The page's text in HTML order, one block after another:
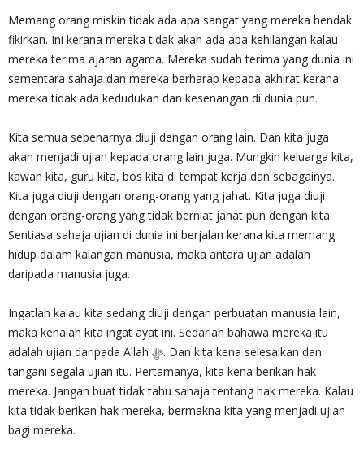
Memang orang miskin tidak ada apa sangat yang mereka hendak
fikirkan. Ini kerana mereka tidak akan ada apa kehilangan kalau
mereka terima ajaran agama. Mereka sudah terima yang dunia ini
sementara sahaja dan mereka berharap kepada akhirat kerana
mereka tidak ada kedudukan dan kesenangan di dunia pun.
Kita semua sebenarnya diuji dengan orang lain. Dan kita juga
akan menjadi ujian kepada orang lain juga. Mungkin keluarga kita,
kawan kita, guru kita, bos kita di tempat kerja dan sebagainya.
Kita juga diuji dengan orang-orang yang jahat. Kita juga diuji
dengan orang-orang yang tidak berniat jahat pun dengan kita.
Sentiasa sahaja ujian di dunia ini berjalan kerana kita memang
hidup dalam kalangan manusia, maka antara ujian adalah
daripada manusia juga.
Ingatlah kalau kita sedang diuji dengan perbuatan manusia lain,
maka kenalah kita ingat ayat ini. Sedarlah bahawa mereka itu
adalah ujian daripada Allah ‎ﷻ. Dan kita kena selesaikan dan
tangani segala ujian itu. Pertamanya, kita kena berikan hak
mereka. Jangan buat tidak tahu sahaja tentang hak mereka. Kalau
kita tidak berikan hak mereka, bermakna kita yang menjadi ujian
bagi mereka.